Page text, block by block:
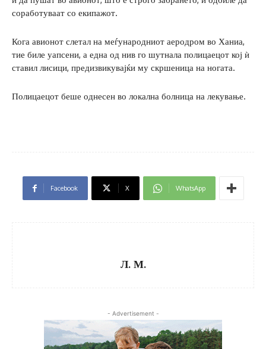
соработуваат со екипажот.
Кога авионот слетал на меѓународниот аеродром во Ханиа,
тие биле уапсени, а една од нив го шутнала полицаецот кој ѝ
ставил лисици, предизвикувајќи му скршеница на ногата.
Полицаецот беше однесен во локална болница на лекување.
Facebook X WhatsApp
Л. М.
- Advertisement -